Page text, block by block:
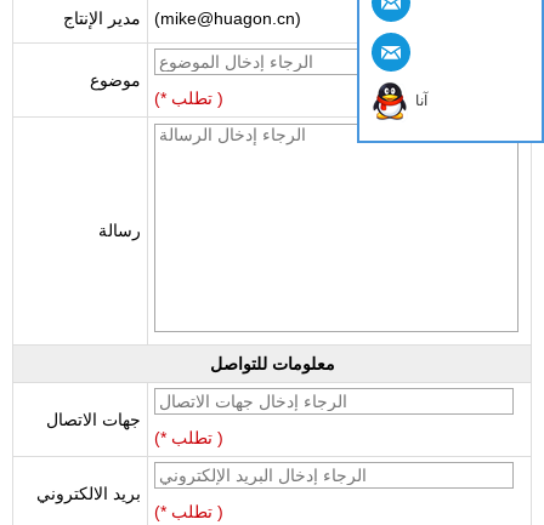
مدير الإنتاج (mike@huagon.cn)
موضوع
(* تطلب )
رسالة
معلومات للتواصل
جهات الاتصال
(* تطلب )
بريد الالكتروني
(* تطلب )
آنا